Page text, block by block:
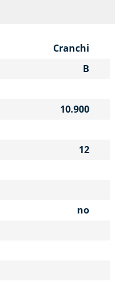
Cranchi
B
10.900
12
no